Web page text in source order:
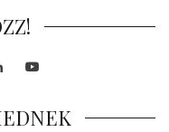
LinkedInYoutube